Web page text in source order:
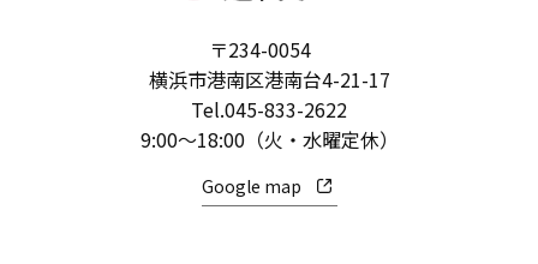
〒234-0054
横浜市港南区港南台4-21-17
Tel.045-833-2622
9:00～18:00（火・水曜定休）
Google map